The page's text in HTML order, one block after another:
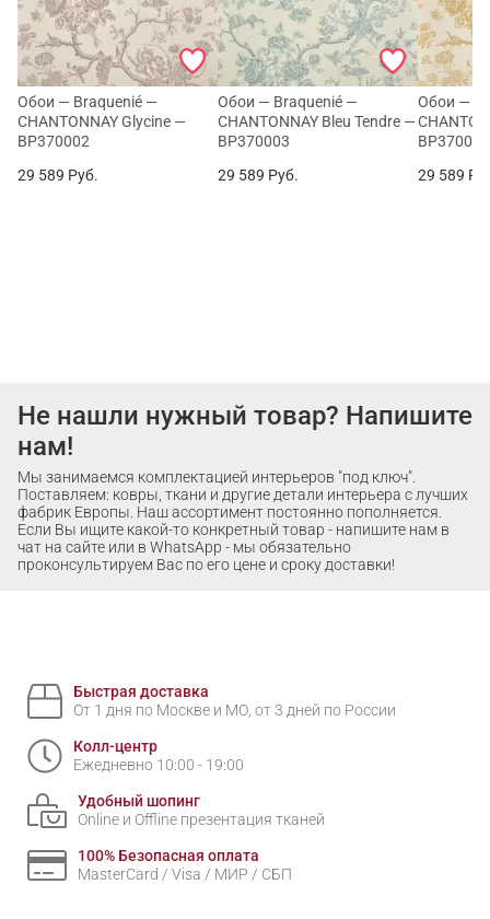
Обои — Braquenié —
CHANTONNAY Glycine —
BP370002
29 589 Руб.
Обои — Braquenié —
CHANTONNAY Bleu Tendre —
BP370003
29 589 Руб.
Обои —
BP370001
29 589
Не нашли нужный товар? Напишите
нам!
Мы занимаемся комплектацией интерьеров "под ключ".
Поставляем: ковры, ткани и другие детали интерьера с лучших
фабрик Европы. Наш ассортимент постоянно пополняется.
Если Вы ищите какой-то конкретный товар - напишите нам в
чат на сайте или в WhatsApp - мы обязательно
проконсультируем Вас по его цене и сроку доставки!
Быстрая доставка
От 1 дня по Москве и МО, от 3 дней по России
Колл-центр
Ежедневно 10:00 - 19:00
Удобный шопинг
Online и Offline презентация тканей
100% Безопасная оплата
MasterCard / Visa / МИР / СБП